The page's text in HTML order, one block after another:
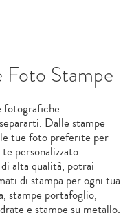
Foto Stampe
fotografiche
Dalle stampe
tue foto preferite per
personalizzato.
alta qualità, potrai
di stampa per ogni tua
stampe portafoglio,
e stampe su metallo,